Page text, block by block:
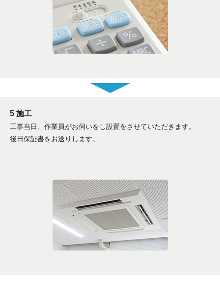
5 施工
工事当日、作業員がお伺いをし設置をさせていただきます。
後日保証書をお送りします。